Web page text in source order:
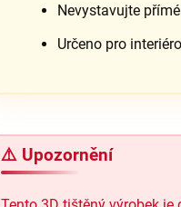
Nevystavujte
Určeno pro
⚠️ Upozornění